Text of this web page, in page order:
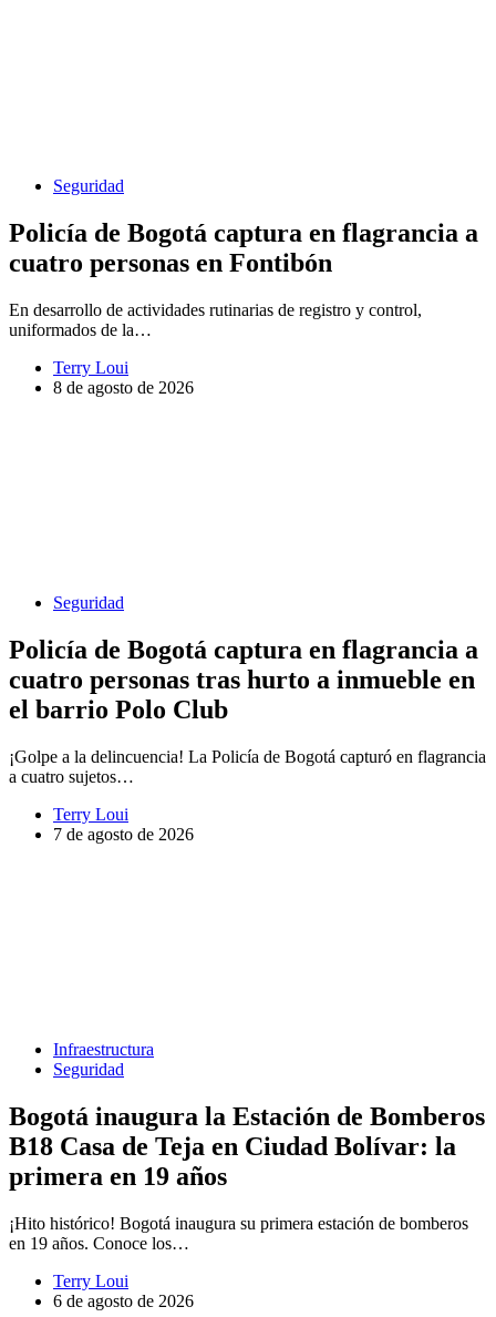
Seguridad
Policía de Bogotá captura en flagrancia a
cuatro personas en Fontibón
En desarrollo de actividades rutinarias de registro y control,
uniformados de la…
Terry Loui
8 de agosto de 2026
Seguridad
Policía de Bogotá captura en flagrancia a
cuatro personas tras hurto a inmueble en
el barrio Polo Club
¡Golpe a la delincuencia! La Policía de Bogotá capturó en flagrancia
a cuatro sujetos…
Terry Loui
7 de agosto de 2026
Infraestructura
Seguridad
Bogotá inaugura la Estación de Bomberos
B18 Casa de Teja en Ciudad Bolívar: la
primera en 19 años
¡Hito histórico! Bogotá inaugura su primera estación de bomberos
en 19 años. Conoce los…
Terry Loui
6 de agosto de 2026